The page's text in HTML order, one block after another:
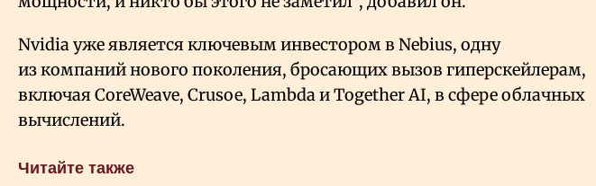
Nvidia уже является ключевым инвестором в Nebius, одну
из компаний нового поколения, бросающих вызов гиперскейлерам,
включая CoreWeave, Crusoe, Lambda и Together AI, в сфере облачных
вычислений.
Читайте также